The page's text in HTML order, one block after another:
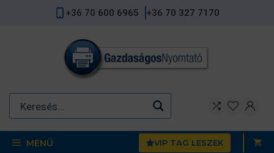
+36 70 600 6965 +36 70 327 7170
MENÜ VIP TAG LESZEK